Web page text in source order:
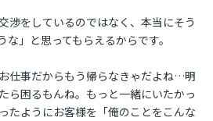
渉をしているのではなく、本当にそう
」と思ってもらえるからです。
仕事だからもう帰らなきゃだよね…明
ら困るもんね。もっと一緒にいたかっ
たようにお客様を「俺のことをこんな